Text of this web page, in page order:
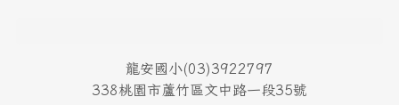
龍安國小(03)3922797
338桃園市蘆竹區文中路一段35號